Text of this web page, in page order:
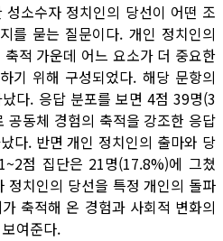
소수자 정치인의 당선이 어떤 조
를 묻는 질문이다. 개인 정치인의
적 가운데 어느 요소가 더 중요한
기 위해 구성되었다. 해당 문항의
다. 응답 분포를 보면 4점 39명(3
동체 경험의 축적을 강조한 응답
다. 반면 개인 정치인의 출마와 당
점 집단은 21명(17.8%)에 그쳤
정치인의 당선을 특정 개인의 돌파
축적해 온 경험과 사회적 변화의
여준다.